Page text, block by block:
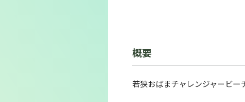
概要
若狭おばまチャレンジャービー